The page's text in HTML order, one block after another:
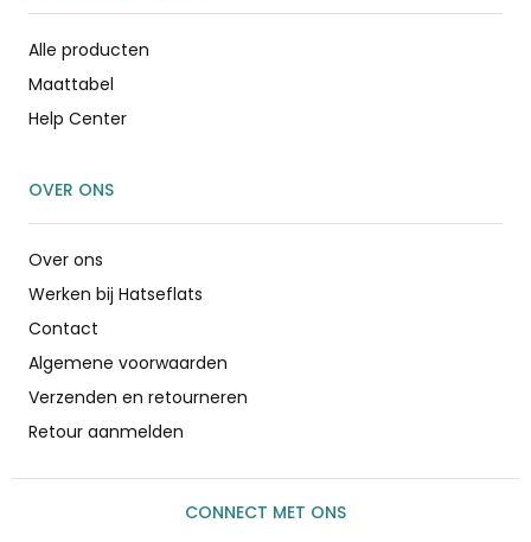
Alle producten
Maattabel
Help Center
OVER ONS
Over ons
Werken bij Hatseflats
Contact
Algemene voorwaarden
Verzenden en retourneren
Retour aanmelden
CONNECT MET ONS